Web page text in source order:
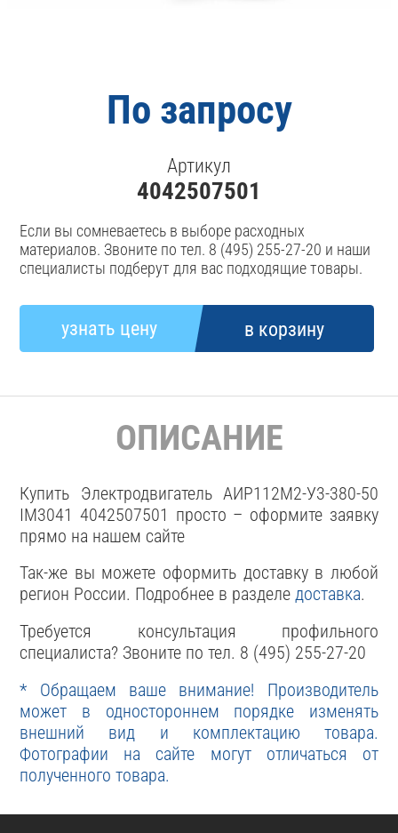
По запросу
Артикул
4042507501
Если вы сомневаетесь в выборе расходных
материалов. Звоните по тел. 8 (495) 255-27-20 и наши
специалисты подберут для вас подходящие товары.
ОПИСАНИЕ
Купить Электродвигатель АИР112М2-У3-380-50
IM3041 4042507501 просто – оформите заявку
прямо на нашем сайте
Так-же вы можете оформить доставку в любой
регион России. Подробнее в разделедоставка.
Требуется консультация профильного
специалиста? Звоните по тел. 8 (495) 255-27-20
* Обращаем ваше внимание! Производитель
может в одностороннем порядке изменять
внешний вид и комплектацию товара.
Фотографии на сайте могут отличаться от
полученного товара.